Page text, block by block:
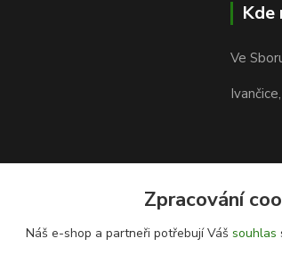
Kde
Ve
Zpracování
Náš e-shop a partneři potřebují Váš souhlas